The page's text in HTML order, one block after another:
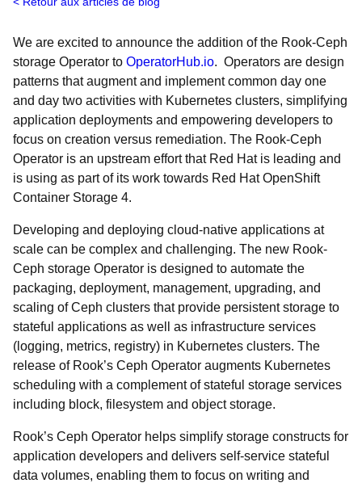
We are excited to announce the addition of the Rook-Ceph
storage Operator to OperatorHub.io. Operators are design
patterns that augment and implement common day one
and day two activities with Kubernetes clusters, simplifying
application deployments and empowering developers to
focus on creation versus remediation. The Rook-Ceph
Operator is an upstream effort that Red Hat is leading and
is using as part of its work towards Red Hat OpenShift
Container Storage 4.
Developing and deploying cloud-native applications at
scale can be complex and challenging. The new Rook-
Ceph storage Operator is designed to automate the
packaging, deployment, management, upgrading, and
scaling of Ceph clusters that provide persistent storage to
stateful applications as well as infrastructure services
(logging, metrics, registry) in Kubernetes clusters. The
release of Rook’s Ceph Operator augments Kubernetes
scheduling with a complement of stateful storage services
including block, filesystem and object storage.
Rook’s Ceph Operator helps simplify storage constructs for
application developers and delivers self-service stateful
data volumes, enabling them to focus on writing and